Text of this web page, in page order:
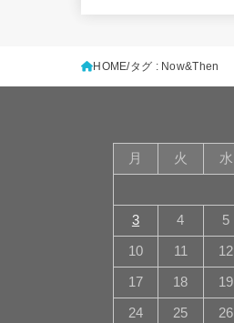
HOME タグ : Now&Then
月
火 水
3 4 5
10 11 12
17 18 19
24 25 26